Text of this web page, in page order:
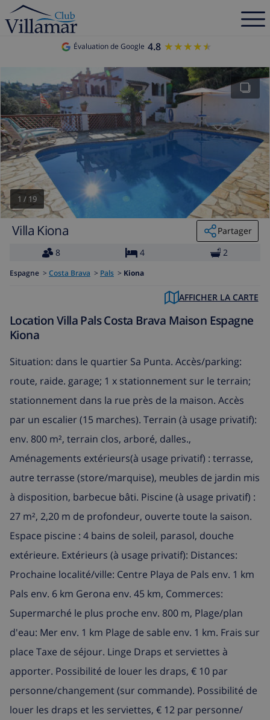
Évaluation de Google 4.8 ★★★★★
★★★★★
1 / 19
Villa Kiona
Partager
8
4 2
Espagne > Costa Brava > Pals > Kiona
AFFICHER LA CARTE
Location Villa Pals Costa Brava Maison Espagne
Kiona
Situation: dans le quartier Sa Punta. Accès/parking:
route, raide. garage; 1 x stationnement sur le terrain;
stationnement dans la rue près de la maison. Accès
par un escalier (15 marches). Terrain (à usage privatif):
env. 800 m², terrain clos, arboré, dalles.,
Aménagements extérieurs(à usage privatif) : terrasse,
autre terrasse (store/marquise), meubles de jardin mis
à disposition, barbecue bâti. Piscine (à usage privatif) :
27 m², 2,20 m de profondeur, ouverte toute la saison.
Espace piscine : 4 bains de soleil, parasol, douche
extérieure. Extérieurs (à usage privatif): Distances:
Prochaine localité/ville: Centre Playa de Pals env. 1 km
Pals env. 6 km Gerona env. 45 km, Commerces:
Supermarché le plus proche env. 800 m, Plage/plan
d'eau: Mer env. 1 km Plage de sable env. 1 km. Frais sur
place Taxe de séjour. Linge Draps et serviettes à
apporter. Possibilité de louer les draps, € 10 par
personne/​changement (sur commande). Possibilité de
louer les draps et les serviettes, € 12 par personne/​